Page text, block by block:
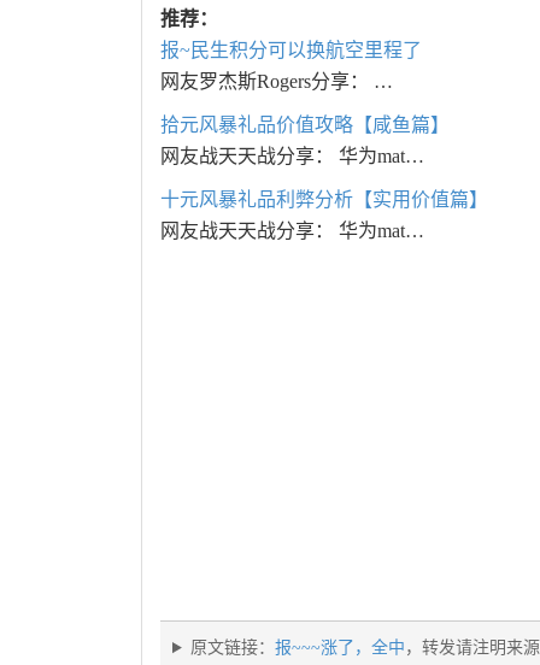
推荐：
报~民生积分可以换航空里程了
网友罗杰斯Rogers分享： …
拾元风暴礼品价值攻略【咸鱼篇】
网友战天天战分享： 华为mat…
十元风暴礼品利弊分析【实用价值篇】
网友战天天战分享： 华为mat…
原文链接： 报~~~涨了，全中 ，转发请注明来